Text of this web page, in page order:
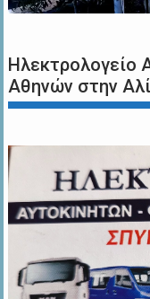
Ηλεκτρολογείο
Αθηνών στην